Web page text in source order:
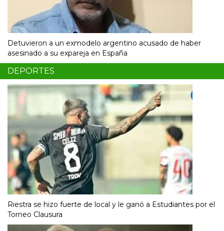
Detuvieron a un exmodelo argentino acusado de haber
asesinado a su expareja en España
DEPORTES
Riestra se hizo fuerte de local y le ganó a Estudiantes por el
Torneo Clausura